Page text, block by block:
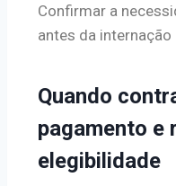
Confirmar a
antes da
Quando
pagamento e
elegibilidade